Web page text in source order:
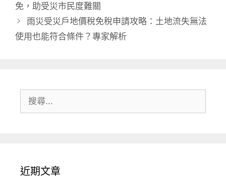
免，助受災市民度難關
雨災受災戶地價稅免稅申請攻略：土地流失無法
使用也能符合條件？專家解析
尋:
近期文章